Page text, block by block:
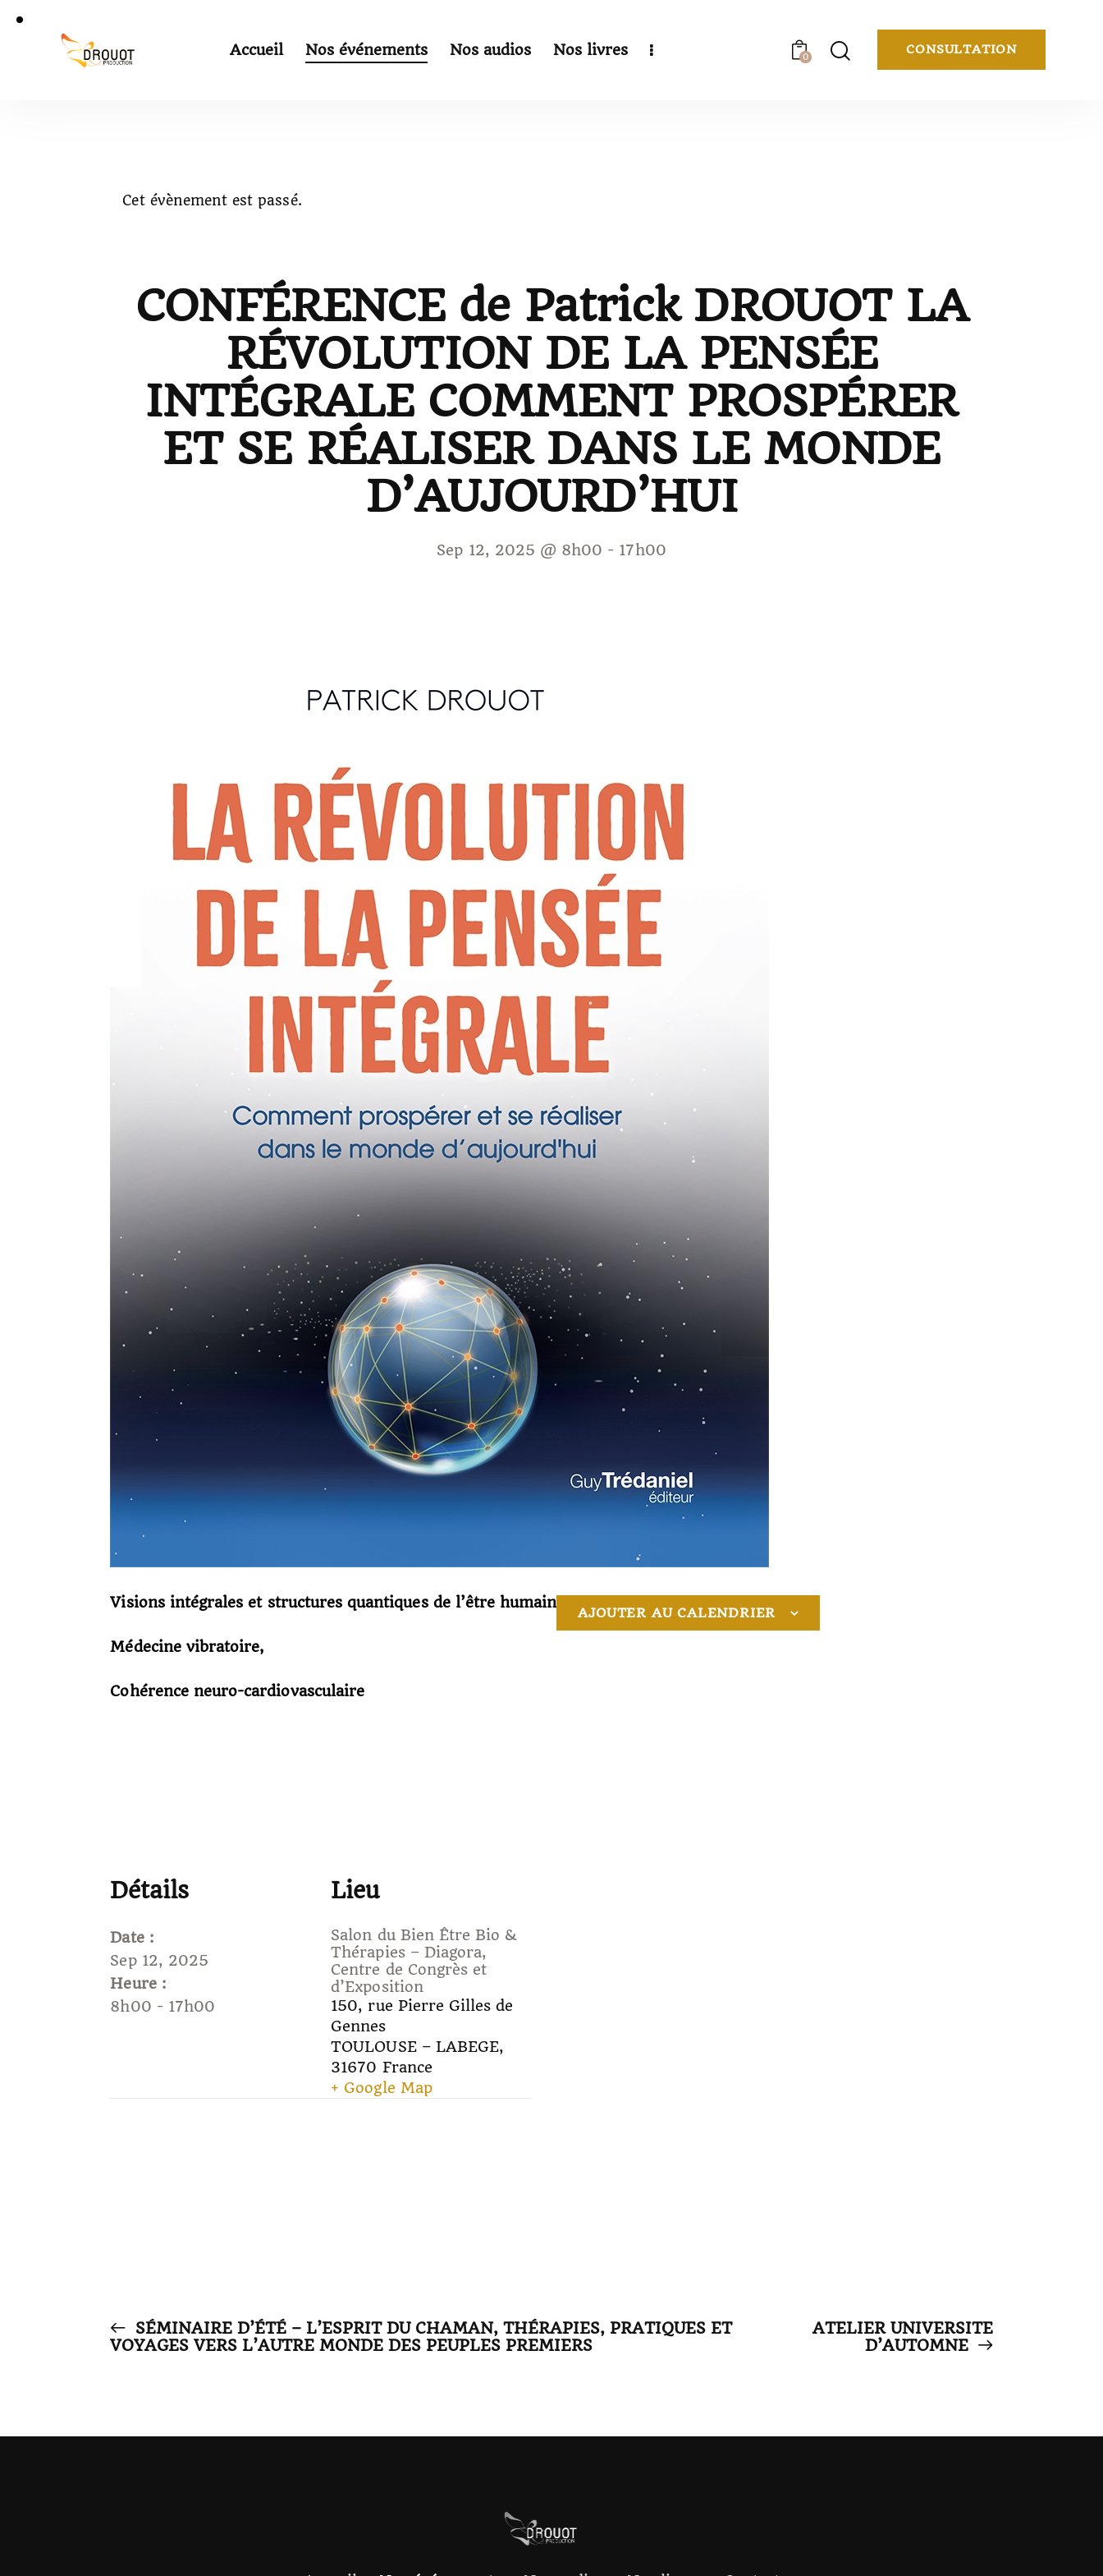
Accueil Nos événements Nos audios Nos livres 0
CONSULTATION
Cet évènement est passé.
CONFÉRENCE de Patrick DROUOT LA
RÉVOLUTION DE LA PENSÉE
INTÉGRALE COMMENT PROSPÉRER
ET SE RÉALISER DANS LE MONDE
D’AUJOURD’HUI
Sep 12, 2025 @ 8h00 - 17h00
Visions intégrales et structures quantiques de l’être humain
Médecine vibratoire,
Cohérence neuro-cardiovasculaire
AJOUTER AU CALENDRIER
Détails
Date :
Sep 12, 2025
Heure :
8h00 - 17h00
Lieu
Salon du Bien Être Bio &
Thérapies – Diagora,
Centre de Congrès et
d’Exposition
150, rue Pierre Gilles de
Gennes
TOULOUSE – LABEGE,
31670 France
+ Google Map
SÉMINAIRE D’ÉTÉ – L’ESPRIT DU CHAMAN, THÉRAPIES, PRATIQUES ET
VOYAGES VERS L’AUTRE MONDE DES PEUPLES PREMIERS
ATELIER UNIVERSITE
D’AUTOMNE